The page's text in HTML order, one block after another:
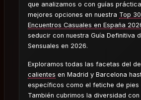
que analizamos o con guías
mejores opciones en nuestra Top
Encuentros Casuales en España
seducir con nuestra Guía Definitiva
Sensuales en 2026.
Exploramos todas las facetas del
calientes en Madrid y Barcelona
específicos como el fetiche de pies
También cubrimos la diversidad